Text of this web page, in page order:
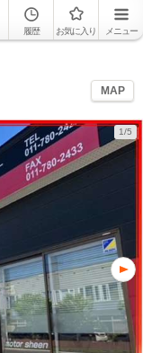
履歴 お気に入り メニュー
MAP
1/5